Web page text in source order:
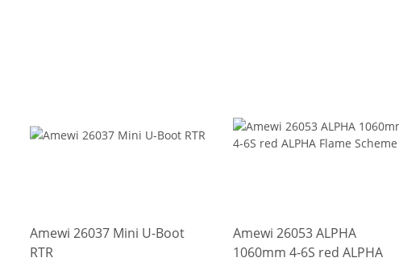
Amewi 26037 Mini U-Boot
RTR
Amewi 26053 ALPHA
1060mm 4-6S red ALPHA